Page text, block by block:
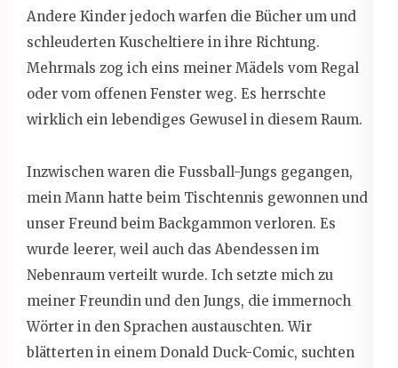
Andere Kinder jedoch warfen die Bücher um und
schleuderten Kuscheltiere in ihre Richtung.
Mehrmals zog ich eins meiner Mädels vom Regal
oder vom offenen Fenster weg. Es herrschte
wirklich ein lebendiges Gewusel in diesem Raum.
Inzwischen waren die Fussball-Jungs gegangen,
mein Mann hatte beim Tischtennis gewonnen und
unser Freund beim Backgammon verloren. Es
wurde leerer, weil auch das Abendessen im
Nebenraum verteilt wurde. Ich setzte mich zu
meiner Freundin und den Jungs, die immernoch
Wörter in den Sprachen austauschten. Wir
blätterten in einem Donald Duck-Comic, suchten